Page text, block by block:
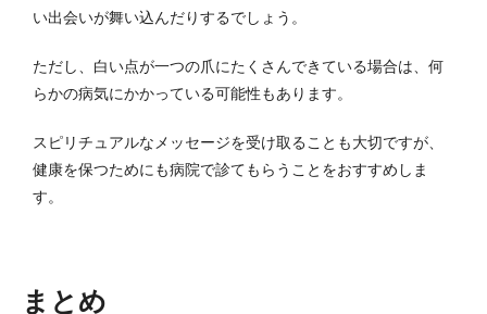
い出会いが舞い込んだりするでしょう。
ただし、白い点が一つの爪にたくさんできている場合は、何
らかの病気にかかっている可能性もあります。
スピリチュアルなメッセージを受け取ることも大切ですが、
健康を保つためにも病院で診てもらうことをおすすめしま
す。
まとめ